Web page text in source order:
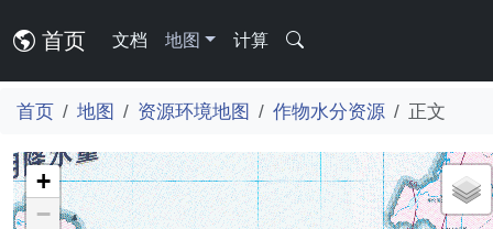
首页 文档 地图 计算
首页 地图 资源环境地图 作物水分资源 正文
+
−